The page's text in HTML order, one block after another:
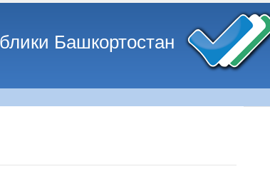
Башкортостан